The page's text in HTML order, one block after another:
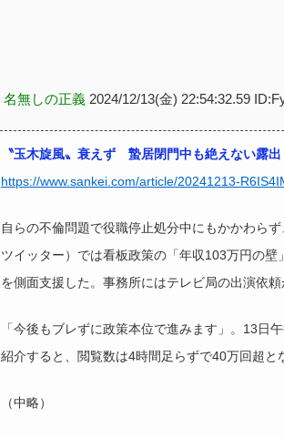
名無しの正義 2024/12/13(金) 22:54:32.59
〝玉木旋風〟衰えず 蟄居閉門中も絶えない露
https://www.sankei.com/article/20241213-
自らの不倫問題で役職停止処分中にもかかわら
ツイッター）では看板政策の「年収103万円の
を側面支援した。事務所にはテレビ局の出演依
「今後もブレずに政策本位で進みます」。13日
紹介すると、閲覧数は4時間足らずで40万回超と
（中略）